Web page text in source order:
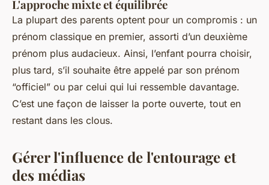
L'approche mixte et équilibrée
La plupart des parents optent pour un compromis : un
prénom classique en premier, assorti d’un deuxième
prénom plus audacieux. Ainsi, l’enfant pourra choisir,
plus tard, s’il souhaite être appelé par son prénom
“officiel” ou par celui qui lui ressemble davantage.
C’est une façon de laisser la porte ouverte, tout en
restant dans les clous.
Gérer l'influence de l'entourage et
des médias